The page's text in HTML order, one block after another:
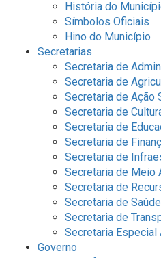
História do
Símbolos Oficiais
Hino do Município
Secretarias
Secretaria de
Secretaria de
Secretaria de Ação
Secretaria de
Secretaria de
Secretaria de
Secretaria de
Secretaria de Meio
Secretaria de
Secretaria de Saúde
Secretaria de
Secretaria
Governo